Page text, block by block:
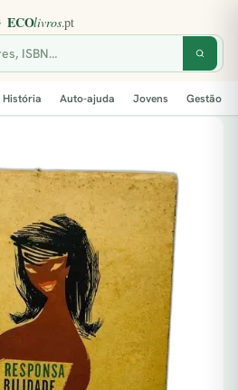
História Auto-ajuda Jovens Gestão